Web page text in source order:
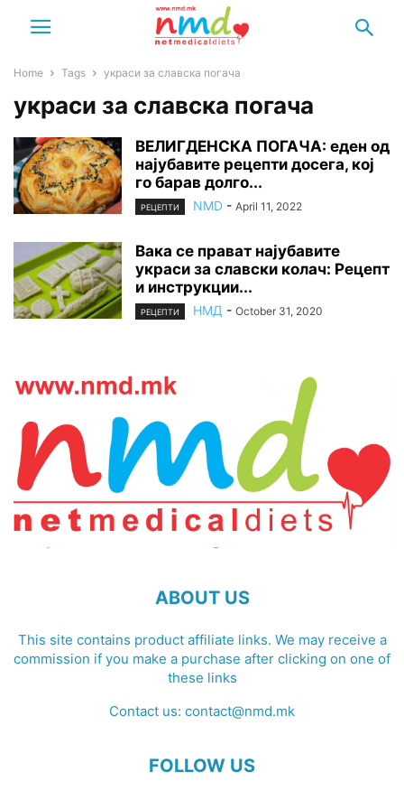
Home Tags украси за славска погача
украси за славска погача
ВЕЛИГДЕНСКА ПОГАЧА: еден од
најубавите рецепти досега, кој
го барав долго...
РЕЦЕПТИ NMD - April 11, 2022
Вака се прават најубавите
украси за славски колач: Рецепт
и инструкции...
РЕЦЕПТИ НМД - October 31, 2020
ABOUT US
This site contains product affiliate links. We may receive a
commission if you make a purchase after clicking on one of
these links
Contact us: contact@nmd.mk
FOLLOW US